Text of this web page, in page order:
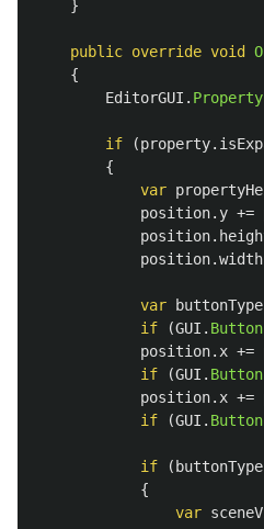
}
public override void
{
EditorGUI .
if (property.
{
var
position. y +=
position.
position.width
var buttonType
if
(GUI . Button
position. x +=
if
(GUI . Button
position. x +=
if
(GUI . Button
if ( buttonType
{
var